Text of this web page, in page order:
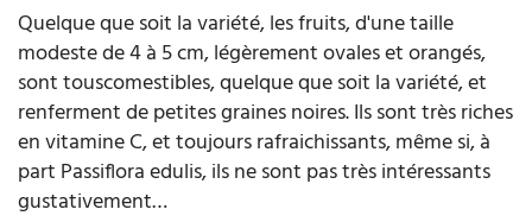
Quelque que soit la variété, les fruits, d'une taille
modeste de 4 à 5 cm, légèrement ovales et orangés,
sont touscomestibles, quelque que soit la variété, et
renferment de petites graines noires. Ils sont très riches
en vitamine C, et toujours rafraichissants, même si, à
part Passiflora edulis, ils ne sont pas très intéressants
gustativement…